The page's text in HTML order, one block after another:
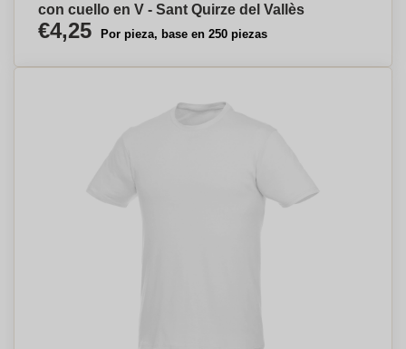
con cuello en V - Sant Quirze del Vallès
€4,25 Por pieza, base en 250 piezas